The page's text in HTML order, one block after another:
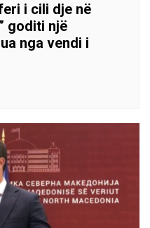
i cili dje në
goditi një
nga vendi i